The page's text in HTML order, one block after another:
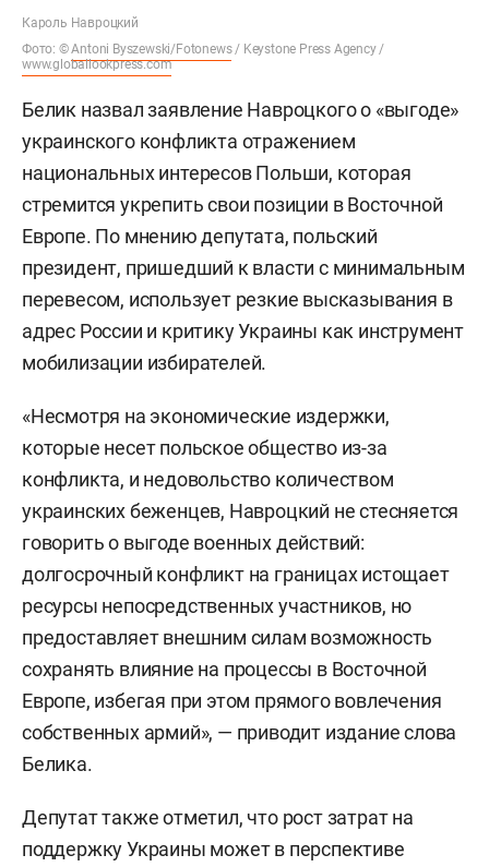
Кароль Навроцкий
Фото: ©Antoni Byszewski/Fotonews/ Keystone Press Agency /
www.globallookpress.com
Белик назвал заявление Навроцкого о «выгоде»
украинского конфликта отражением
национальных интересов Польши, которая
стремится укрепить свои позиции в Восточной
Европе. По мнению депутата, польский
президент, пришедший к власти с минимальным
перевесом, использует резкие высказывания в
адрес России и критику Украины как инструмент
мобилизации избирателей.
«Несмотря на экономические издержки,
которые несет польское общество из-за
конфликта, и недовольство количеством
украинских беженцев, Навроцкий не стесняется
говорить о выгоде военных действий:
долгосрочный конфликт на границах истощает
ресурсы непосредственных участников, но
предоставляет внешним силам возможность
сохранять влияние на процессы в Восточной
Европе, избегая при этом прямого вовлечения
собственных армий», — приводит издание слова
Белика.
Депутат также отметил, что рост затрат на
поддержку Украины может в перспективе